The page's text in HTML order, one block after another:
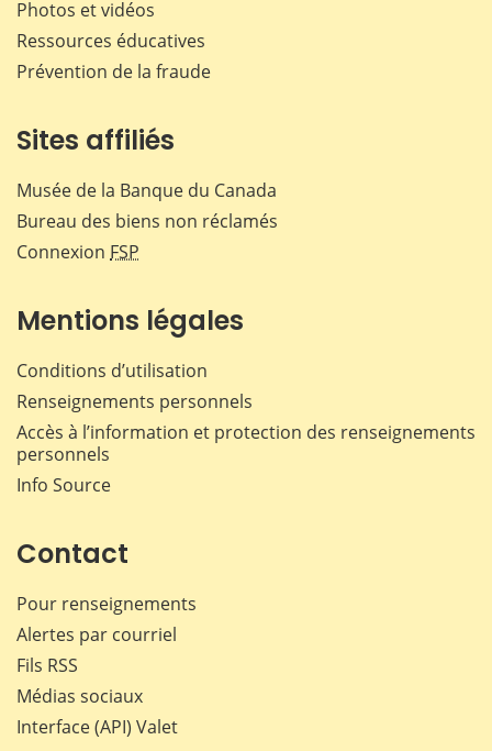
Photos et vidéos
Ressources éducatives
Prévention de la fraude
Sites affiliés
Musée de la Banque du Canada
Bureau des biens non réclamés
Connexion FSP
Mentions légales
Conditions d’utilisation
Renseignements personnels
Accès à l’information et protection des renseignements
personnels
Info Source
Contact
Pour renseignements
Alertes par courriel
Fils RSS
Médias sociaux
Interface (API) Valet